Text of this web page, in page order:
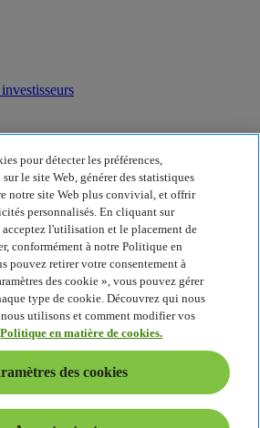
de l'entreprise
du produit
pour détecter les préférences,
le site Web, générer des statistiques
notre site Web plus convivial, et offrir
personnalisés. En cliquant sur
l'utilisation et le placement de
conformément à notre Politique en
pouvez retirer votre consentement à
des cookie », vous pouvez gérer
type de cookie. Découvrez qui nous
utilisons et comment modifier vos
Politique en matière de cookies.
des cookies